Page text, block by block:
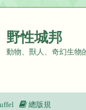
野性城邦
動物、獸人、奇幻生物
總版規